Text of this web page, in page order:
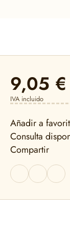
9,05 €
IVA incluido
Añadir a
Consulta
Compartir